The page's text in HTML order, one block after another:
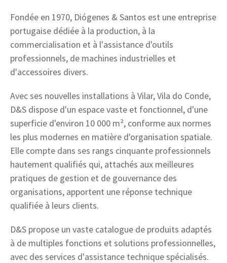
Fondée en 1970, Diógenes & Santos est une entreprise
portugaise dédiée à la production, à la
commercialisation et à l'assistance d'outils
professionnels, de machines industrielles et
d'accessoires divers.
Avec ses nouvelles installations à Vilar, Vila do Conde,
D&S dispose d'un espace vaste et fonctionnel, d'une
superficie d'environ 10 000 m², conforme aux normes
les plus modernes en matière d'organisation spatiale.
Elle compte dans ses rangs cinquante professionnels
hautement qualifiés qui, attachés aux meilleures
pratiques de gestion et de gouvernance des
organisations, apportent une réponse technique
qualifiée à leurs clients.
D&S propose un vaste catalogue de produits adaptés
à de multiples fonctions et solutions professionnelles,
avec des services d'assistance technique spécialisés.